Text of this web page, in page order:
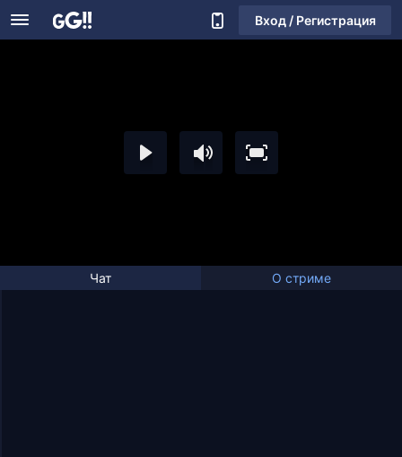
Вход / Регистрация
Чат О стриме